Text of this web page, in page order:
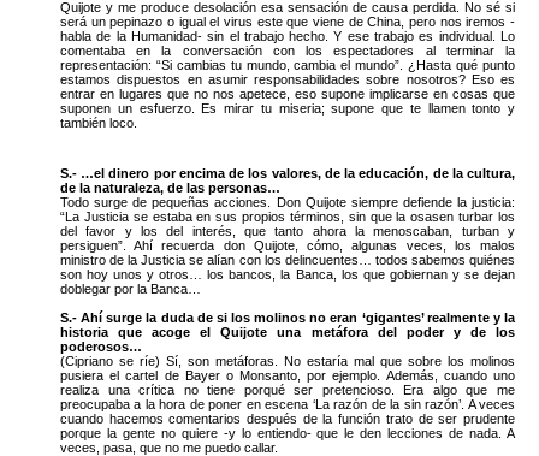
Quijote y me produce desolación esa sensación de causa perdida. No sé si
será un pepinazo o igual el virus este que viene de China, pero nos iremos -
habla de la Humanidad- sin el trabajo hecho. Y ese trabajo es individual. Lo
comentaba en la conversación con los espectadores al terminar la
representación: “Si cambias tu mundo, cambia el mundo”. ¿Hasta qué punto
estamos dispuestos en asumir responsabilidades sobre nosotros? Eso es
entrar en lugares que no nos apetece, eso supone implicarse en cosas que
suponen un esfuerzo. Es mirar tu miseria; supone que te llamen tonto y
también loco.
S.- …el dinero por encima de los valores, de la educación, de la cultura,
de la naturaleza, de las personas…
Todo surge de pequeñas acciones. Don Quijote siempre defiende la justicia:
“La Justicia se estaba en sus propios términos, sin que la osasen turbar los
del favor y los del interés, que tanto ahora la menoscaban, turban y
persiguen”. Ahí recuerda don Quijote, cómo, algunas veces, los malos
ministro de la Justicia se alían con los delincuentes… todos sabemos quiénes
son hoy unos y otros… los bancos, la Banca, los que gobiernan y se dejan
doblegar por la Banca…
S.- Ahí surge la duda de si los molinos no eran ‘gigantes’ realmente y la
historia que acoge el Quijote una metáfora del poder y de los
poderosos…
(Cipriano se ríe) Sí, son metáforas. No estaría mal que sobre los molinos
pusiera el cartel de Bayer o Monsanto, por ejemplo. Además, cuando uno
realiza una crítica no tiene porqué ser pretencioso. Era algo que me
preocupaba a la hora de poner en escena ‘La razón de la sin razón’. A veces
cuando hacemos comentarios después de la función trato de ser prudente
porque la gente no quiere -y lo entiendo- que le den lecciones de nada. A
veces, pasa, que no me puedo callar.